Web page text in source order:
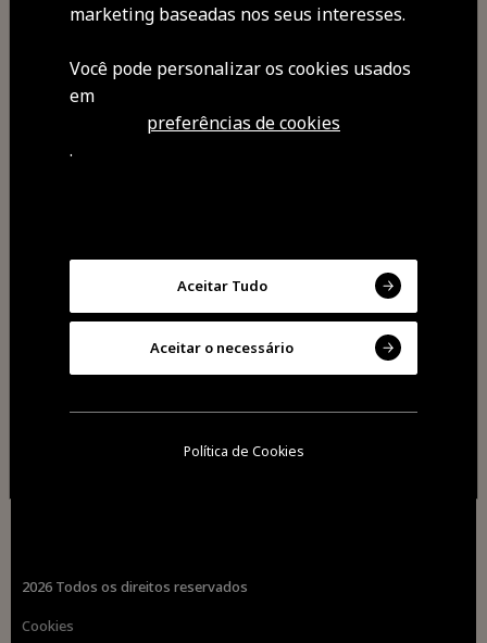
Partilhar
2026 Todos os direitos reservados
Cookies
marketing baseadas nos seus interesses.
Você pode personalizar os cookies usados ​​
em
preferências de cookies
.
Aceitar Tudo
Aceitar o necessário
Política de Cookies